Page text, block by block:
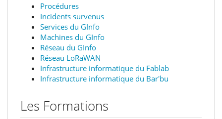
Procédures
Incidents survenus
Services du GInfo
Machines du GInfo
Réseau du GInfo
Réseau LoRaWAN
Infrastructure informatique du Fablab
Infrastructure informatique du Bar'bu
Les Formations